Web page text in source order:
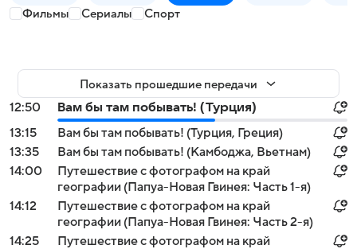
Фильмы Сериалы Спорт
Показать прошедшие передачи
12:50
Вам бы там побывать! (Турция)
13:15
Вам бы там побывать! (Турция, Греция)
13:35
Вам бы там побывать! (Камбоджа, Вьетнам)
14:00
Путешествие с фотографом на край
географии (Папуа-Новая Гвинея: Часть 1-я)
14:12
Путешествие с фотографом на край
географии (Папуа-Новая Гвинея: Часть 2-я)
14:25
Путешествие с фотографом на край